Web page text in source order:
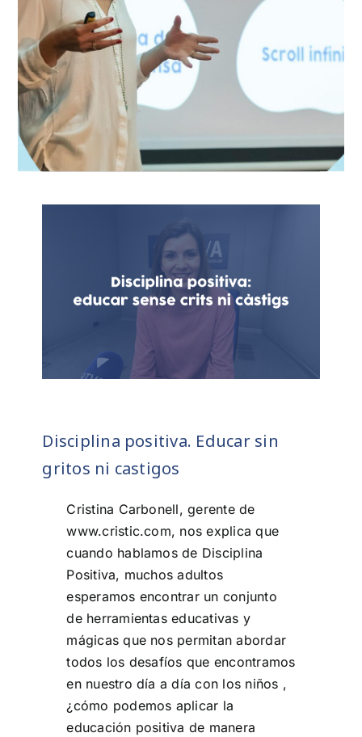
Disciplina positiva. Educar sin
gritos ni castigos
Cristina Carbonell, gerente de
www.cristic.com, nos explica que
cuando hablamos de Disciplina
Positiva, muchos adultos
esperamos encontrar un conjunto
de herramientas educativas y
mágicas que nos permitan abordar
todos los desafíos que encontramos
en nuestro día a día con los niños ,
¿cómo podemos aplicar la
educación positiva de manera